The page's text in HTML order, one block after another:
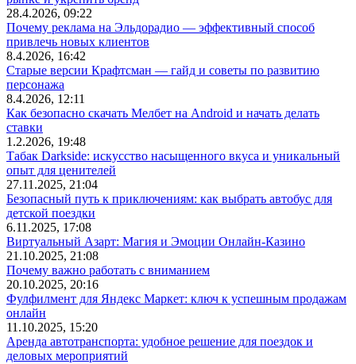
28.4.2026, 09:22
Почему реклама на Эльдорадио — эффективный способ
привлечь новых клиентов
8.4.2026, 16:42
Старые версии Крафтсман — гайд и советы по развитию
персонажа
8.4.2026, 12:11
Как безопасно скачать Мелбет на Android и начать делать
ставки
1.2.2026, 19:48
Табак Darkside: искусство насыщенного вкуса и уникальный
опыт для ценителей
27.11.2025, 21:04
Безопасный путь к приключениям: как выбрать автобус для
детской поездки
6.11.2025, 17:08
Виртуальный Азарт: Магия и Эмоции Онлайн-Казино
21.10.2025, 21:08
Почему важно работать с вниманием
20.10.2025, 20:16
Фулфилмент для Яндекс Маркет: ключ к успешным продажам
онлайн
11.10.2025, 15:20
Аренда автотранспорта: удобное решение для поездок и
деловых мероприятий